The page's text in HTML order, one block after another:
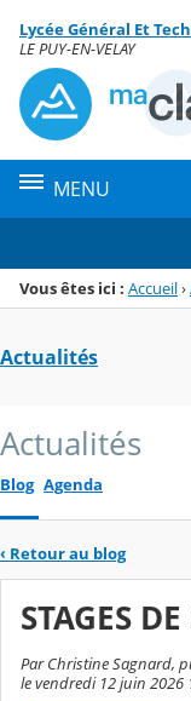
Menu de la
Contenu
Lycée Général Et
LE PUY-EN-VELAY
MENU
Vous êtes ici : Accueil›
Actualités
Actualités
Blog Agenda
‹ Retour au blog
STAGES
Par Christine Sagnard,
le vendredi 12 juin 2026